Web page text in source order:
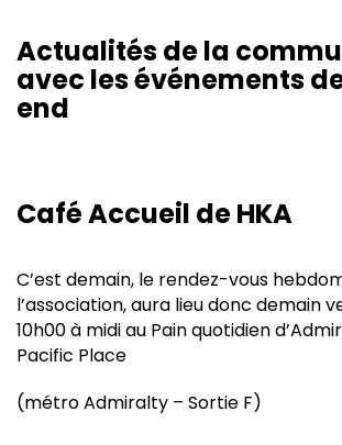
Actualités de la
avec les événements
end
Café Accueil de HKA
C’est demain, le rendez-vous
l’association, aura lieu donc demain
10h00 à midi au Pain quotidien
Pacific Place
(métro Admiralty – Sortie F)